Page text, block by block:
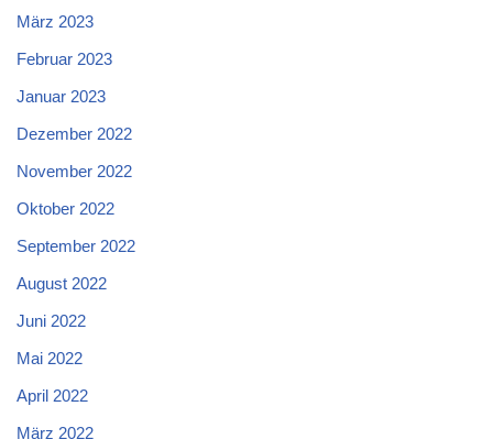
März 2023
Februar 2023
Januar 2023
Dezember 2022
November 2022
Oktober 2022
September 2022
August 2022
Juni 2022
Mai 2022
April 2022
März 2022